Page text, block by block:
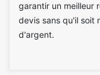
garantir un meilleur
devis sans qu'il soit
d'argent.